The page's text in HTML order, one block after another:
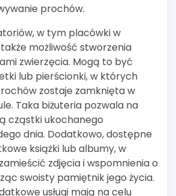
prochów.
w tym placówki w
możliwość stworzenia
zwierzęcia. Mogą to być
lub pierścionki, w których
zostaje zamknięta w
Taka biżuteria pozwala na
cząstki ukochanego
dnia. Dodatkowo, dostępne
książki lub albumy, w
zdjęcia i wspomnienia o
swoisty pamiętnik jego życia.
usługi mają na celu